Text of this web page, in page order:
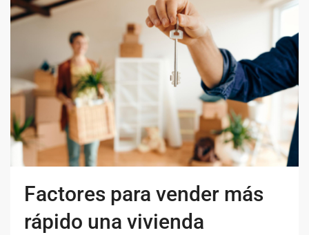
Factores para vender más
rápido una vivienda